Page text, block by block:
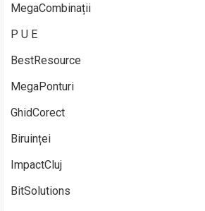
MegaCombinații
P U E
BestResource
MegaPonturi
GhidCorect
Biruinței
ImpactCluj
BitSolutions